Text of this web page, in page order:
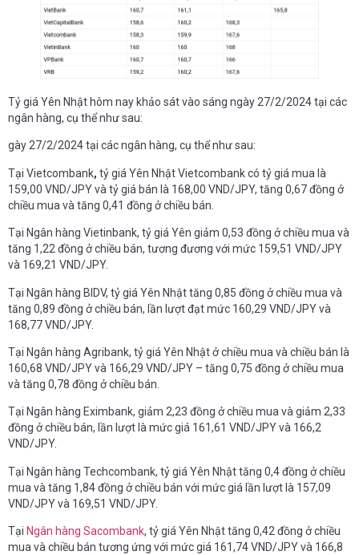
Tỷ giá Yên Nhật hôm nay khảo sát vào sáng ngày 27/2/2024 tại các
ngân hàng, cụ thể như sau:
gày 27/2/2024 tại các ngân hàng, cụ thể như sau:
Tại Vietcombank, tỷ giá Yên Nhật Vietcombank có tỷ giá mua là
159,00 VND/JPY và tỷ giá bán là 168,00 VND/JPY, tăng 0,67 đồng ở
chiều mua và tăng 0,41 đồng ở chiều bán.
Tại Ngân hàng Vietinbank, tỷ giá Yên giảm 0,53 đồng ở chiều mua và
tăng 1,22 đồng ở chiều bán, tương đương với mức 159,51 VND/JPY
và 169,21 VND/JPY.
Tại Ngân hàng BIDV, tỷ giá Yên Nhật tăng 0,85 đồng ở chiều mua và
tăng 0,89 đồng ở chiều bán, lần lượt đạt mức 160,29 VND/JPY và
168,77 VND/JPY.
Tại Ngân hàng Agribank, tỷ giá Yên Nhật ở chiều mua và chiều bán là
160,68 VND/JPY và 166,29 VND/JPY – tăng 0,75 đồng ở chiều mua
và tăng 0,78 đồng ở chiều bán.
Tại Ngân hàng Eximbank, giảm 2,23 đồng ở chiều mua và giảm 2,33
đồng ở chiều bán, lần lượt là mức giá 161,61 VND/JPY và 166,2
VND/JPY.
Tại Ngân hàng Techcombank, tỷ giá Yên Nhật tăng 0,4 đồng ở chiều
mua và tăng 1,84 đồng ở chiều bán với mức giá lần lượt là 157,09
VND/JPY và 169,51 VND/JPY.
Tại Ngân hàng Sacombank, tỷ giá Yên Nhật tăng 0,42 đồng ở chiều
mua và chiều bán tương ứng với mức giá 161,74 VND/JPY và 166,8